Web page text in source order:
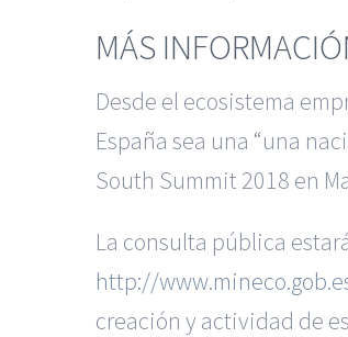
MÁS
Desde el ecosistema
España sea una “una
South Summit 2018 en
La consulta pública
http://
creación y actividad de